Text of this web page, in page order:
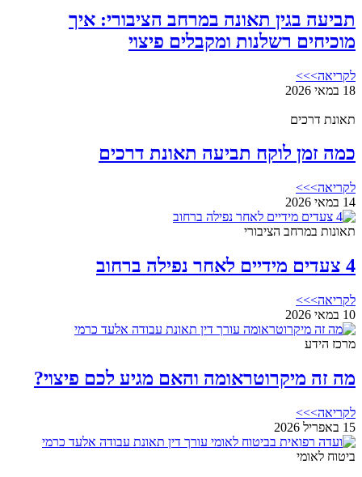
תביעה בגין תאונה במרחב הציבורי: איך
מוכיחים רשלנות ומקבלים פיצוי
לקריאה>>>
18 במאי 2026
תאונת דרכים
כמה זמן לוקח תביעה תאונת דרכים
לקריאה>>>
14 במאי 2026
תאונות במרחב הציבורי
4 צעדים מידיים לאחר נפילה ברחוב
לקריאה>>>
10 במאי 2026
מרכז הידע
מה זה מיקרוטראומה והאם מגיע לכם פיצוי?
לקריאה>>>
15 באפריל 2026
ביטוח לאומי